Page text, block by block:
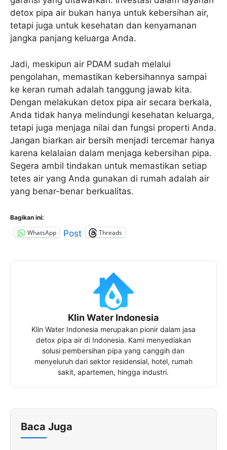
detox pipa air bukan hanya untuk kebersihan air,
tetapi juga untuk kesehatan dan kenyamanan
jangka panjang keluarga Anda.
Jadi, meskipun air PDAM sudah melalui
pengolahan, memastikan kebersihannya sampai
ke keran rumah adalah tanggung jawab kita.
Dengan melakukan detox pipa air secara berkala,
Anda tidak hanya melindungi kesehatan keluarga,
tetapi juga menjaga nilai dan fungsi properti Anda.
Jangan biarkan air bersih menjadi tercemar hanya
karena kelalaian dalam menjaga kebersihan pipa.
Segera ambil tindakan untuk memastikan setiap
tetes air yang Anda gunakan di rumah adalah air
yang benar-benar berkualitas.
Bagikan ini:
WhatsApp Post Threads
Klin Water Indonesia
Klin Water Indonesia merupakan pionir dalam jasa
detox pipa air di Indonesia. Kami menyediakan
solusi pembersihan pipa yang canggih dan
menyeluruh dari sektor residensial, hotel, rumah
sakit, apartemen, hingga industri.
Baca Juga